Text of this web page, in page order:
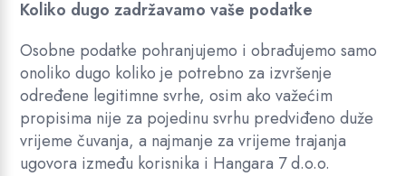
Koliko dugo zadržavamo vaše podatke
Osobne podatke pohranjujemo i obrađujemo samo
onoliko dugo koliko je potrebno za izvršenje
određene legitimne svrhe, osim ako važećim
propisima nije za pojedinu svrhu predviđeno duže
vrijeme čuvanja, a najmanje za vrijeme trajanja
ugovora između korisnika i Hangara 7 d.o.o.